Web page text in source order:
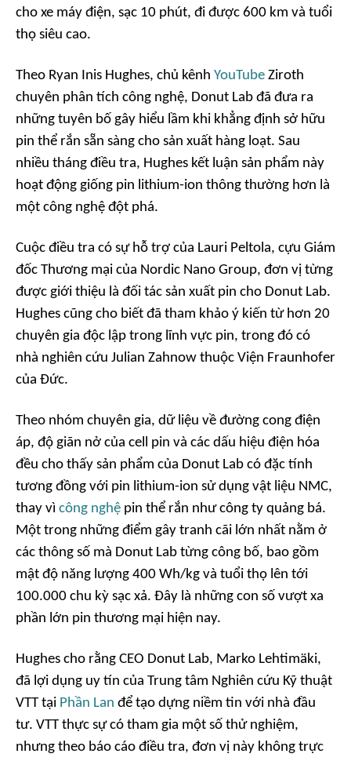
cho xe máy điện, sạc 10 phút, đi được 600 km và tuổi
thọ siêu cao.
Theo Ryan Inis Hughes, chủ kênh YouTube Ziroth
chuyên phân tích công nghệ, Donut Lab đã đưa ra
những tuyên bố gây hiểu lầm khi khẳng định sở hữu
pin thể rắn sẵn sàng cho sản xuất hàng loạt. Sau
nhiều tháng điều tra, Hughes kết luận sản phẩm này
hoạt động giống pin lithium-ion thông thường hơn là
một công nghệ đột phá.
Cuộc điều tra có sự hỗ trợ của Lauri Peltola, cựu Giám
đốc Thương mại của Nordic Nano Group, đơn vị từng
được giới thiệu là đối tác sản xuất pin cho Donut Lab.
Hughes cũng cho biết đã tham khảo ý kiến từ hơn 20
chuyên gia độc lập trong lĩnh vực pin, trong đó có
nhà nghiên cứu Julian Zahnow thuộc Viện Fraunhofer
của Đức.
Theo nhóm chuyên gia, dữ liệu về đường cong điện
áp, độ giãn nở của cell pin và các dấu hiệu điện hóa
đều cho thấy sản phẩm của Donut Lab có đặc tính
tương đồng với pin lithium-ion sử dụng vật liệu NMC,
thay vì công nghệ pin thể rắn như công ty quảng bá.
Một trong những điểm gây tranh cãi lớn nhất nằm ở
các thông số mà Donut Lab từng công bố, bao gồm
mật độ năng lượng 400 Wh/kg và tuổi thọ lên tới
100.000 chu kỳ sạc xả. Đây là những con số vượt xa
phần lớn pin thương mại hiện nay.
Hughes cho rằng CEO Donut Lab, Marko Lehtimäki,
đã lợi dụng uy tín của Trung tâm Nghiên cứu Kỹ thuật
VTT tại Phần Lan để tạo dựng niềm tin với nhà đầu
tư. VTT thực sự có tham gia một số thử nghiệm,
nhưng theo báo cáo điều tra, đơn vị này không trực